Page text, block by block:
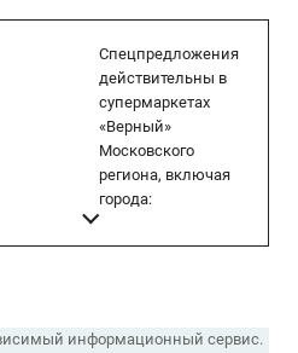
Спецпредложения
действительны в
супермаркетах
«Верный»
Московского
региона, включая
города:
информационный сервис.